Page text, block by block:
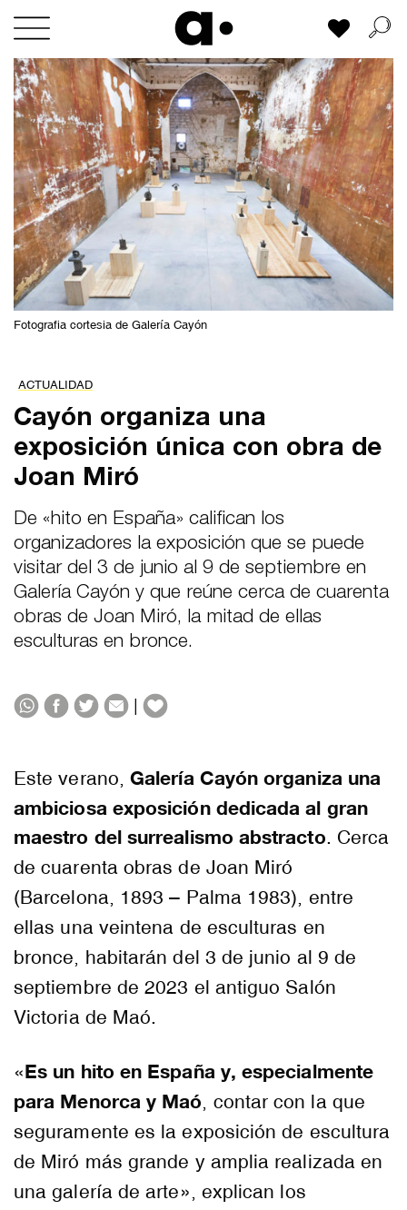
Skip
content
Mi lista
Fotografia cortesia de Galería Cayón
ACTUALIDAD
Cayón organiza una
exposición única con obra de
Joan Miró
De «hito en España» califican los
organizadores la exposición que se puede
visitar del 3 de junio al 9 de septiembre en
Galería Cayón y que reúne cerca de cuarenta
obras de Joan Miró, la mitad de ellas
esculturas en bronce.
Este verano,Galería Cayón organiza una
ambiciosa exposición dedicada al gran
maestro del surrealismo abstracto. Cerca
de cuarenta obras de Joan Miró
(Barcelona, 1893 – Palma 1983), entre
ellas una veintena de esculturas en
bronce, habitarán del 3 de junio al 9 de
septiembre de 2023 el antiguo Salón
Victoria de Maó.
«Es un hito en España y, especialmente
para Menorca y Maó, contar con la que
seguramente es la exposición de escultura
de Miró más grande y amplia realizada en
una galería de arte», explican los